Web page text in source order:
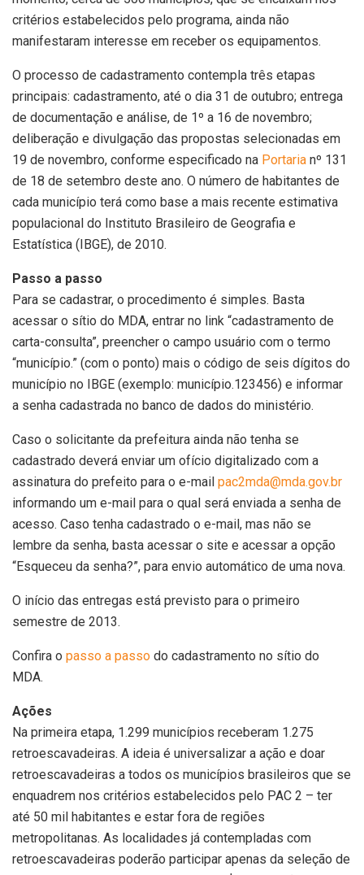
critérios estabelecidos pelo programa, ainda não
manifestaram interesse em receber os equipamentos.
O processo de cadastramento contempla três etapas
principais: cadastramento, até o dia 31 de outubro; entrega
de documentação e análise, de 1º a 16 de novembro;
deliberação e divulgação das propostas selecionadas em
19 de novembro, conforme especificado na Portaria nº 131
de 18 de setembro deste ano. O número de habitantes de
cada município terá como base a mais recente estimativa
populacional do Instituto Brasileiro de Geografia e
Estatística (IBGE), de 2010.
Passo a passo
Para se cadastrar, o procedimento é simples. Basta
acessar o sítio do MDA, entrar no link “cadastramento de
carta-consulta”, preencher o campo usuário com o termo
“município.” (com o ponto) mais o código de seis dígitos do
município no IBGE (exemplo: município.123456) e informar
a senha cadastrada no banco de dados do ministério.
Caso o solicitante da prefeitura ainda não tenha se
cadastrado deverá enviar um ofício digitalizado com a
assinatura do prefeito para o e-mail pac2mda@mda.gov.br
informando um e-mail para o qual será enviada a senha de
acesso. Caso tenha cadastrado o e-mail, mas não se
lembre da senha, basta acessar o site e acessar a opção
“Esqueceu da senha?”, para envio automático de uma nova.
O início das entregas está previsto para o primeiro
semestre de 2013.
Confira o passo a passo do cadastramento no sítio do
MDA.
Ações
Na primeira etapa, 1.299 municípios receberam 1.275
retroescavadeiras. A ideia é universalizar a ação e doar
retroescavadeiras a todos os municípios brasileiros que se
enquadrem nos critérios estabelecidos pelo PAC 2 – ter
até 50 mil habitantes e estar fora de regiões
metropolitanas. As localidades já contempladas com
retroescavadeiras poderão participar apenas da seleção de